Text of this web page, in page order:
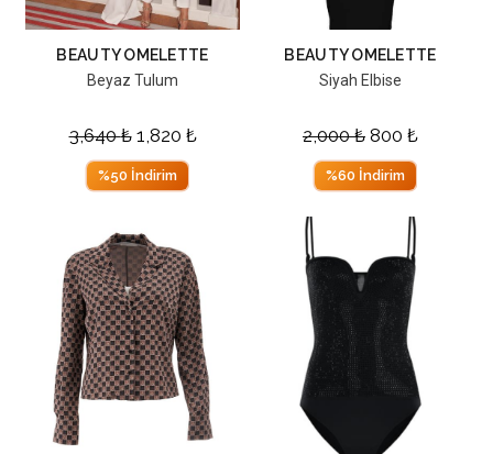
BEAUTY OMELETTE
Beyaz Tulum
3,640₺ 1,820 ₺
%50 İndirim
BEAUTY OMELETTE
Siyah Elbise
2,000₺ 800 ₺
%60 İndirim